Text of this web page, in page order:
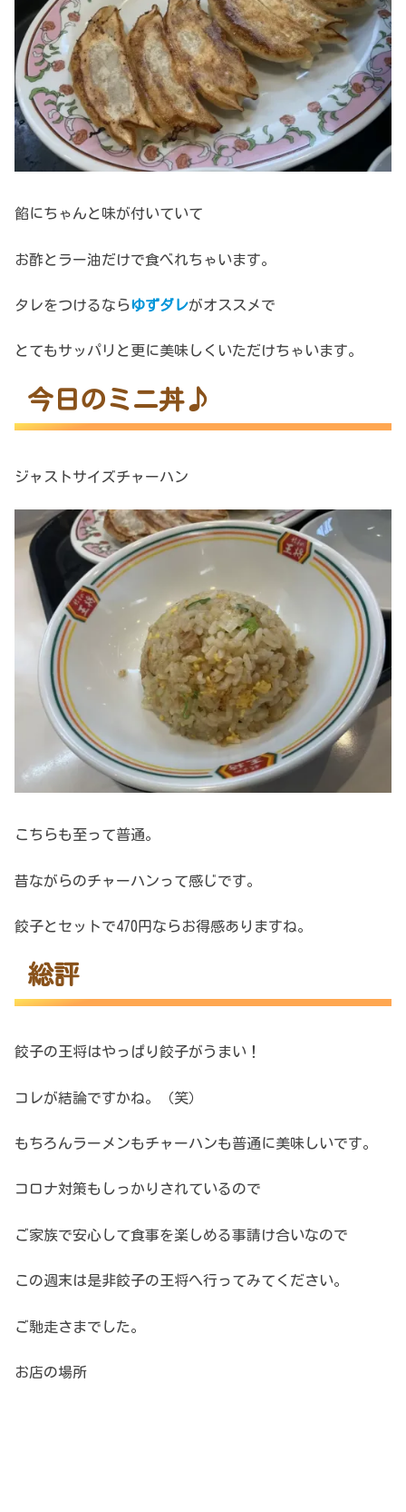
餡にちゃんと味が付いていて
お酢とラー油だけで食べれちゃいます。
タレをつけるならゆずダレがオススメで
とてもサッパリと更に美味しくいただけちゃいます。
今日のミニ丼♪
ジャストサイズチャーハン
こちらも至って普通。
昔ながらのチャーハンって感じです。
餃子とセットで470円ならお得感ありますね。
総評
餃子の王将はやっぱり餃子がうまい！
コレが結論ですかね。（笑）
もちろんラーメンもチャーハンも普通に美味しいです。
コロナ対策もしっかりされているので
ご家族で安心して食事を楽しめる事請け合いなので
この週末は是非餃子の王将へ行ってみてください。
ご馳走さまでした。
お店の場所